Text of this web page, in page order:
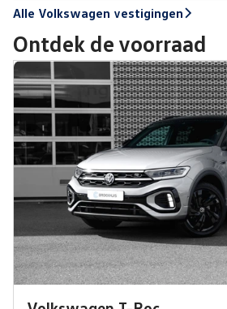
Alle Volkswagen vestigingen
Ontdek de voorraad